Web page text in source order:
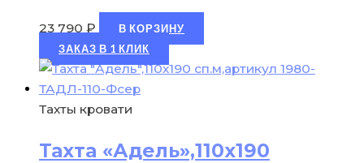
23 790 ₽
В КОРЗИНУ
ЗАКАЗ В 1 КЛИК
Тахты кровати
Тахта «Адель»,110х190